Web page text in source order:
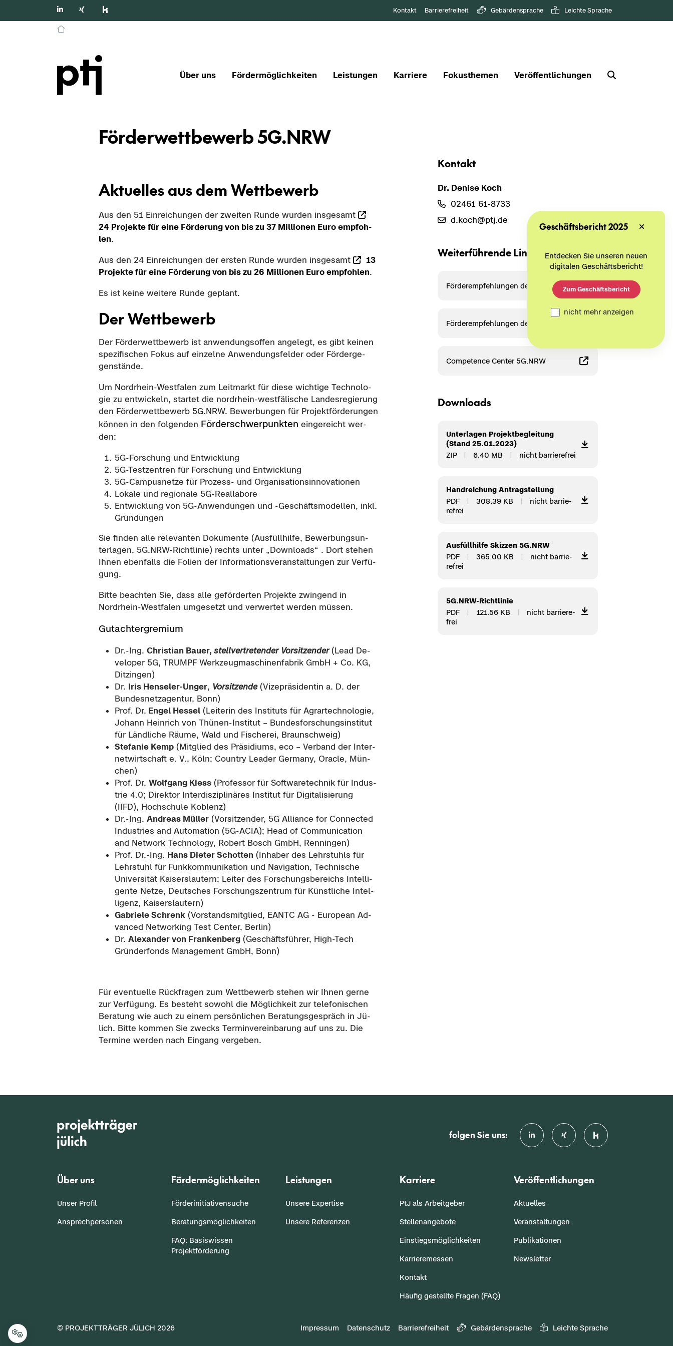
Kontakt Barrierefreiheit Gebärdensprache Leichte Sprache
Über uns Fördermöglichkeiten Leistungen Karriere Fokusthemen Veröffentlichungen
För­der­wett­be­werb 5G.NRW
Ak­tu­el­les aus dem Wett­be­werb
Aus den 51 Ein­rei­chun­gen der zwei­ten Runde wur­den ins­ge­samt
24 Pro­jek­te für eine För­de­rung von bis zu 37 Mil­lio­nen Euro emp­foh­
len.
Aus den 24 Ein­rei­chun­gen der ers­ten Runde wur­den ins­ge­samt
13
Pro­jek­te für eine För­de­rung von bis zu 26 Mil­lio­nen Euro emp­foh­len.
Es ist keine wei­te­re Runde ge­plant.
Der Wett­be­werb
Der För­der­wett­be­werb ist an­wen­dungs­of­fen an­ge­legt, es gibt kei­nen
spe­zi­fi­schen Fokus auf ein­zel­ne An­wen­dungs­fel­der oder För­der­ge­
gen­stän­de.
Um Nordrhein-​Westfalen zum Leit­markt für diese wich­ti­ge Tech­no­lo­
gie zu ent­wi­ckeln, star­tet die nordrhein-​westfälische Lan­des­re­gie­rung
den För­der­wett­be­werb 5G.NRW. Be­wer­bun­gen für Pro­jekt­för­de­run­gen
kön­nen in den fol­gen­den För­der­schwer­punk­ten ein­ge­reicht wer­
den:
5G-​Forschung und Ent­wick­lung
5G-​Testzentren für For­schung und Ent­wick­lung
5G-​Campusnetze für Prozess-​ und Or­ga­ni­sa­ti­ons­in­no­va­tio­nen
Lo­ka­le und re­gio­na­le 5G-​Reallabore
Ent­wick­lung von 5G-​Anwendungen und -​Geschäftsmodellen, inkl.
Grün­dun­gen
Sie fin­den alle re­le­van­ten Do­ku­men­te (Aus­füll­hil­fe, Be­wer­bungs­un­
ter­la­gen, 5G.NRW-​Richtlinie) rechts unter „Down­loads“ . Dort ste­hen
Ihnen eben­falls die Fo­li­en der In­for­ma­ti­ons­ver­an­stal­tun­gen zur Ver­fü­
gung.
Bitte be­ach­ten Sie, dass alle ge­för­der­ten Pro­jek­te zwin­gend in
Nordrhein-​Westfalen um­ge­setzt und ver­wer­tet wer­den müs­sen.
Gut­ach­t­er­gre­mi­um
Dr.-Ing. Chris­ti­an Bauer, stell­ver­tre­ten­der Vor­sit­zen­der(Lead De­
ve­lo­per 5G, TRUMPF Werk­zeug­ma­schi­nen­fa­brik GmbH + Co. KG,
Dit­zin­gen)
Dr. Iris Henseler-​Unger, Vor­sit­zen­de (Vi­ze­prä­si­den­tin a. D. der
Bun­des­netz­agen­tur, Bonn)
Prof. Dr. Engel Hes­sel (Lei­te­rin des In­sti­tuts für Agrar­tech­no­lo­gie,
Jo­hann Hein­rich von Thünen-​Institut – Bun­des­for­schungs­in­sti­tut
für Länd­li­che Räume, Wald und Fi­sche­rei, Braun­schweig)
Ste­fa­nie Kemp (Mit­glied des Prä­si­di­ums, eco – Ver­band der In­ter­
net­wirt­schaft e. V., Köln; Coun­try Lea­der Ger­ma­ny, Ora­cle, Mün­
chen)
Prof. Dr. Wolf­gang Kiess (Pro­fes­sor für Soft­ware­tech­nik für In­dus­
trie 4.0; Di­rek­tor In­ter­dis­zi­pli­nä­res In­sti­tut für Di­gi­ta­li­sie­rung
(IIFD), Hoch­schu­le Ko­blenz)
Dr.-Ing. An­dre­as Mül­ler (Vor­sit­zen­der, 5G Al­li­an­ce for Con­nec­ted
In­dus­tries and Au­to­ma­ti­on (5G-​ACIA); Head of Com­mu­ni­ca­ti­on
and Net­work Tech­no­lo­gy, Ro­bert Bosch GmbH, Ren­nin­gen)
Prof. Dr.-Ing. Hans Die­ter Schot­ten (In­ha­ber des Lehr­stuhls für
Lehr­stuhl für Funk­kom­mu­ni­ka­ti­on und Na­vi­ga­ti­on, Tech­ni­sche
Uni­ver­si­tät Kai­sers­lau­tern; Lei­ter des For­schungs­be­reichs In­tel­li­
gen­te Netze, Deut­sches For­schungs­zen­trum für Künst­li­che In­tel­
li­genz, Kai­sers­lau­tern)
Ga­brie­le Schrenk (Vor­stands­mit­glied, EANTC AG - Eu­ropean Ad­
van­ced Net­wor­king Test Cen­ter, Ber­lin)
Dr. Alex­an­der von Fran­ken­berg (Ge­schäfts­füh­rer, High-​Tech
Grün­der­fonds Ma­nage­ment GmbH, Bonn)
Für even­tu­el­le Rück­fra­gen zum Wett­be­werb ste­hen wir Ihnen gerne
zur Ver­fü­gung. Es be­steht so­wohl die Mög­lich­keit zur te­le­fo­ni­schen
Be­ra­tung wie auch zu einem per­sön­li­chen Be­ra­tungs­ge­spräch in Jü­
lich. Bitte kom­men Sie zwecks Ter­min­ver­ein­ba­rung auf uns zu. Die
Ter­mi­ne wer­den nach Ein­gang ver­ge­ben.
Kon­takt
Dr. De­ni­se Koch
02461 61-​8733
d.koch@ptj.de
Wei­ter­füh­ren­de Links
För­der­emp­feh­lun­gen der 2. Runde
För­der­emp­feh­lun­gen der 1. Runde
Com­pe­tence Cen­ter 5G.NRW
Down­loads
Un­ter­la­gen Pro­jekt­be­glei­tung
(Stand 25.01.2023)
ZIP
6.40 MB nicht bar­rie­re­frei
Hand­rei­chung An­trag­stel­lung
PDF
308.39 KB
nicht bar­rie­
re­frei
Aus­füll­hil­fe Skiz­zen 5G.NRW
PDF
365.00 KB
nicht bar­rie­
re­frei
5G.NRW-​Richtlinie
PDF
121.56 KB
nicht bar­rie­re­
frei
folgen Sie uns:
Über uns
Unser Profil
Ansprechpersonen
Fördermöglichkeiten
Förderinitiativensuche
Beratungsmöglichkeiten
FAQ: Basiswissen
Projektförderung
Leistungen
Unsere Expertise
Unsere Referenzen
Karriere
PtJ als Arbeitgeber
Stellenangebote
Einstiegsmöglichkeiten
Karrieremessen
Kontakt
Häufig gestellte Fragen (FAQ)
Veröffentlichungen
Aktuelles
Veranstaltungen
Publikationen
Newsletter
Impressum Datenschutz Barrierefreiheit Gebärdensprache Leichte Sprache
© PROJEKTTRÄGER JÜLICH 2026
Geschäftsbericht 2025
Entdecken Sie unseren neuen
digitalen Geschäftsbericht!
Zum Geschäftsbericht
nicht mehr anzeigen